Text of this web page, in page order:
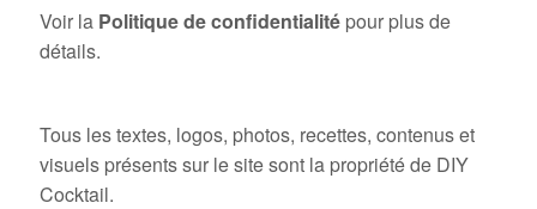
Voir la Politique de confidentialitépour plus de
détails.
Tous les textes, logos, photos, recettes, contenus et
visuels présents sur le site sont la propriété de DIY
Cocktail.